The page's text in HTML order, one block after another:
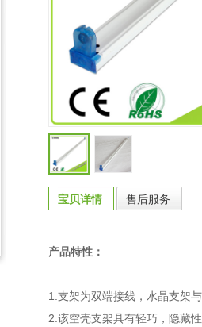
宝贝详情 售后服务
产品特性：
1.支架为双端接线，水晶支架
2.该空壳支架具有轻巧，隐藏性